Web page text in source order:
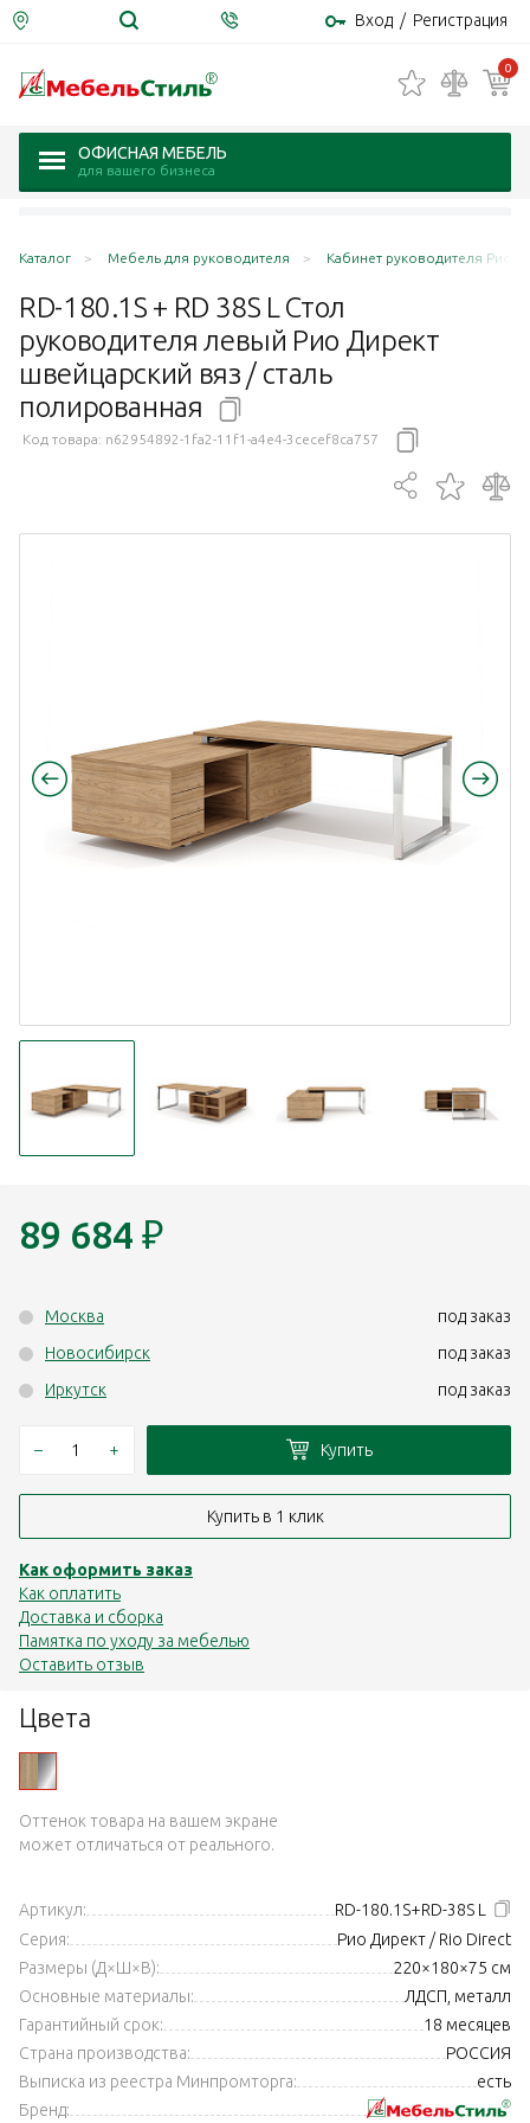
Вход / Регистрация
0
ОФИСНАЯ МЕБЕЛЬ
для вашего бизнеса
Каталог Мебель для руководителя Кабинет руководителя Рио
RD-180.1S + RD 38S L Стол
руководителя левый Рио Директ
швейцарский вяз / сталь
полированная
Код товара: n62954892-1fa2-11f1-a4e4-3cecef8ca757
Цвета
Оттенок товара на вашем экране
может отличаться от реального.
Артикул:
RD-180.1S+RD-38S L
Серия:
Рио Директ / Rio Direct
Размеры (Д×Ш×В):
220×180×75 см
Основные материалы:
ЛДСП, металл
Гарантийный срок:
18 месяцев
Страна производства:
РОССИЯ
Выписка из реестра Минпромторга:
есть
Бренд:
89 684 ₽
Москва
под заказ
Новосибирск
под заказ
Иркутск
под заказ
– + Купить
Купить в 1 клик
Как оформить заказ
Как оплатить
Доставка и сборка
Памятка по уходу за мебелью
Оставить отзыв